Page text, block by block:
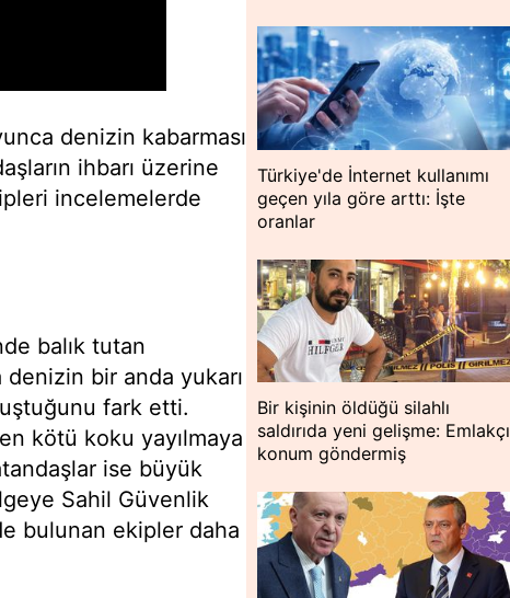
denizin kabarması
ihbarı üzerine
incelemelerde
balık tutan
denizin bir anda yukarı
fark etti.
kötü koku yayılmaya
ise büyük
Sahil Güvenlik
bulunan ekipler daha
Türkiye'de İnternet kullanımı
geçen yıla göre arttı: İşte
oranlar
Bir kişinin öldüğü silahlı
saldırıda yeni gelişme: Emlakçı
konum göndermiş